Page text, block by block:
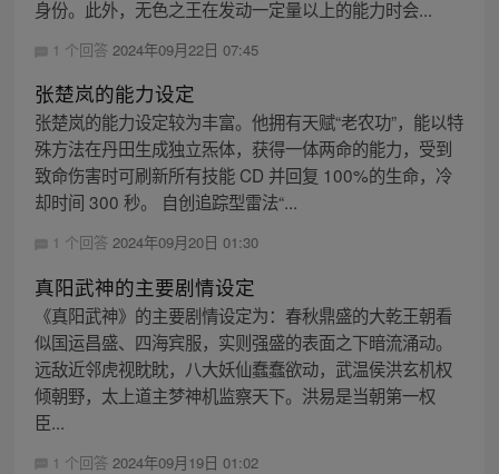
身份。此外，无色之王在发动一定量以上的能力时会...
1 个回答 2024年09月22日 07:45
张楚岚的能力设定
张楚岚的能力设定较为丰富。他拥有天赋“老农功”，能以特
殊方法在丹田生成独立炁体，获得一体两命的能力，受到
致命伤害时可刷新所有技能 CD 并回复 100%的生命，冷
却时间 300 秒。 自创追踪型雷法“...
1 个回答 2024年09月20日 01:30
真阳武神的主要剧情设定
《真阳武神》的主要剧情设定为：春秋鼎盛的大乾王朝看
似国运昌盛、四海宾服，实则强盛的表面之下暗流涌动。
远敌近邻虎视眈眈，八大妖仙蠢蠢欲动，武温侯洪玄机权
倾朝野，太上道主梦神机监察天下。洪易是当朝第一权
臣...
1 个回答 2024年09月19日 01:02